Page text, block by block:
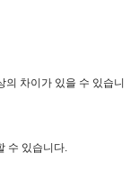
차이가 있을 수 있습니
수 있습니다.